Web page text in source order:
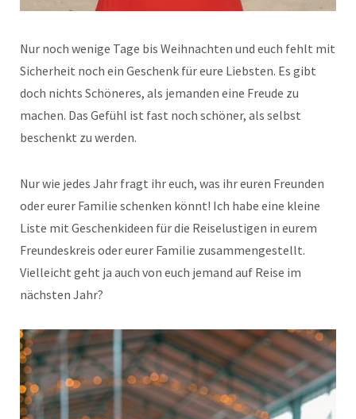
Nur noch wenige Tage bis Weihnachten und euch fehlt mit
Sicherheit noch ein Geschenk für eure Liebsten. Es gibt
doch nichts Schöneres, als jemanden eine Freude zu
machen. Das Gefühl ist fast noch schöner, als selbst
beschenkt zu werden.
Nur wie jedes Jahr fragt ihr euch, was ihr euren Freunden
oder eurer Familie schenken könnt! Ich habe eine kleine
Liste mit Geschenkideen für die Reiselustigen in eurem
Freundeskreis oder eurer Familie zusammengestellt.
Vielleicht geht ja auch von euch jemand auf Reise im
nächsten Jahr?